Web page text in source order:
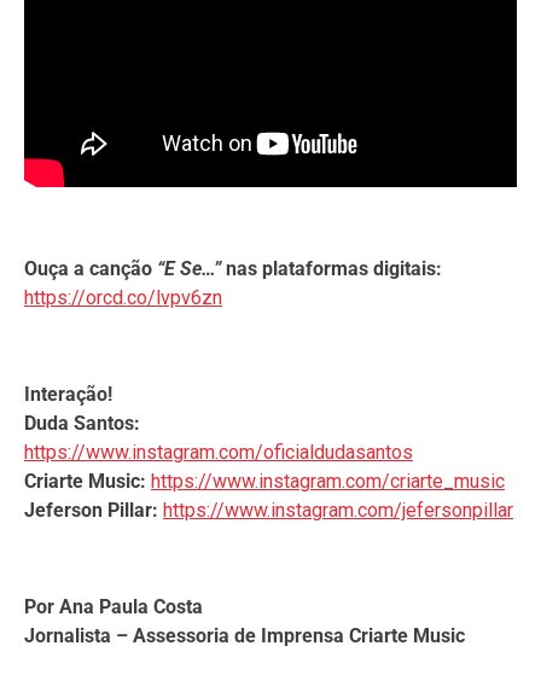
Ouça a canção “E Se…”nas plataformas digitais:
https://orcd.co/lvpv6zn
Interação!
Duda Santos:
https://www.instagram.com/oficialdudasantos
Criarte Music: https://www.instagram.com/criarte_music
Jeferson Pillar: https://www.instagram.com/jefersonpillar
Por Ana Paula Costa
Jornalista – Assessoria de Imprensa Criarte Music